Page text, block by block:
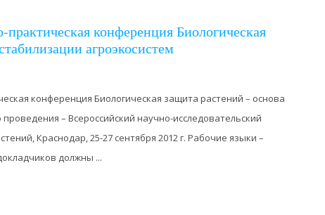
конференция Биологическая
агроэкосистем
конференция Биологическая защита растений – основа
– Всероссийский научно-исследовательский
Краснодар, 25-27 сентября 2012 г. Рабочие языки –
должны ...